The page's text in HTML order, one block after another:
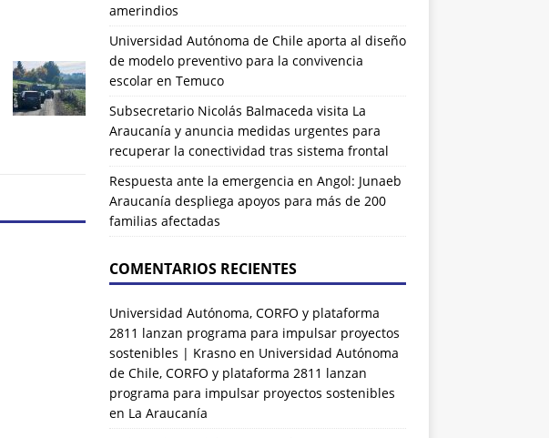
amerindios
Universidad Autónoma de Chile aporta al diseño
de modelo preventivo para la convivencia
escolar en Temuco
Subsecretario Nicolás Balmaceda visita La
Araucanía y anuncia medidas urgentes para
recuperar la conectividad tras sistema frontal
Respuesta ante la emergencia en Angol: Junaeb
Araucanía despliega apoyos para más de 200
familias afectadas
COMENTARIOS RECIENTES
Universidad Autónoma, CORFO y plataforma
2811 lanzan programa para impulsar proyectos
sostenibles | Krasnoen Universidad Autónoma
de Chile, CORFO y plataforma 2811 lanzan
programa para impulsar proyectos sostenibles
en La Araucanía